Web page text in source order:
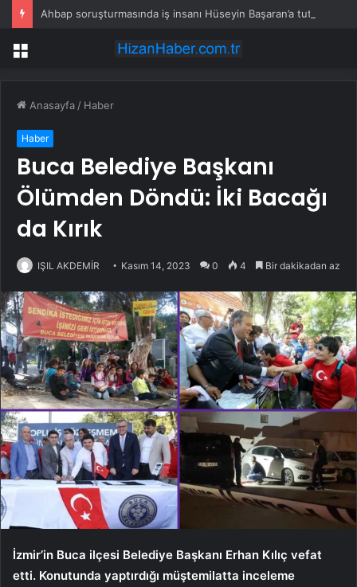
Menü
Anasayfa / Haber
Haber
Buca Belediye Başkanı
Ölümden Döndü: İki Bacağı
da Kırık
IŞIL AKDEMİR Kasım 14, 2023 0 4 Bir dakikadan az
İzmir’in Buca ilçesi Belediye Başkanı Erhan Kılıç vefat
etti. Konutunda yaptırdığı müştemilatta inceleme